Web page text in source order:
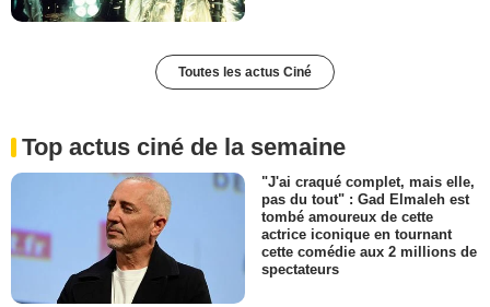
Toutes les actus Ciné
Top actus ciné de la semaine
"J'ai craqué complet, mais elle,
pas du tout" : Gad Elmaleh est
tombé amoureux de cette
actrice iconique en tournant
cette comédie aux 2 millions de
spectateurs